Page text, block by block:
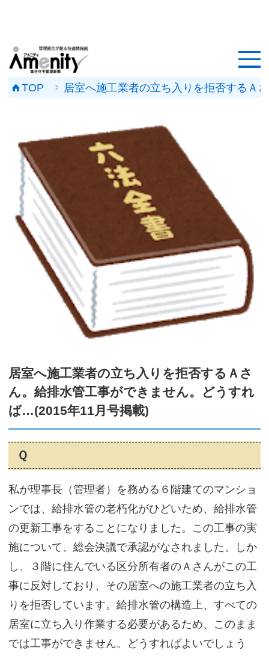
記事一覧
メンテナンス会社
マンションメンテの無料相談
媒体資料
会社概要
サイトマップ
TOP 居室へ施工業者の立ち入りを拒否するＡ
居室へ施工業者の立ち入りを拒否するＡさ
ん。給排水管工事ができません。どうすれ
ば…(2015年11月号掲載)
Ｑ
私が理事長（管理者）を務める６階建てのマンショ
ンでは、給排水管の老朽化がひどいため、給排水管
の更新工事をすることになりました。この工事の実
施について、総会決議で承認がなされました。しか
し、３階に住んでいる区分所有者のＡさんがこの工
事に反対しており、その居室への施工業者の立ち入
りを拒否しています。給排水管の構造上、すべての
居室に立ち入り作業する必要があるため、このまま
では工事ができません。どうすればよいでしょう